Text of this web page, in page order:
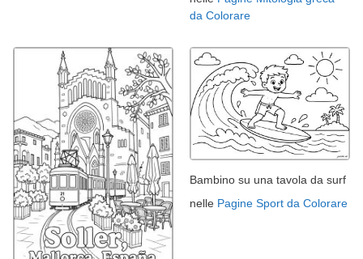
da Colorare
Bambino su una tavola da surf
nelle Pagine Sport da Colorare